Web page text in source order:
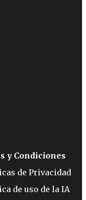
y Condiciones
de Privacidad
de uso de la IA